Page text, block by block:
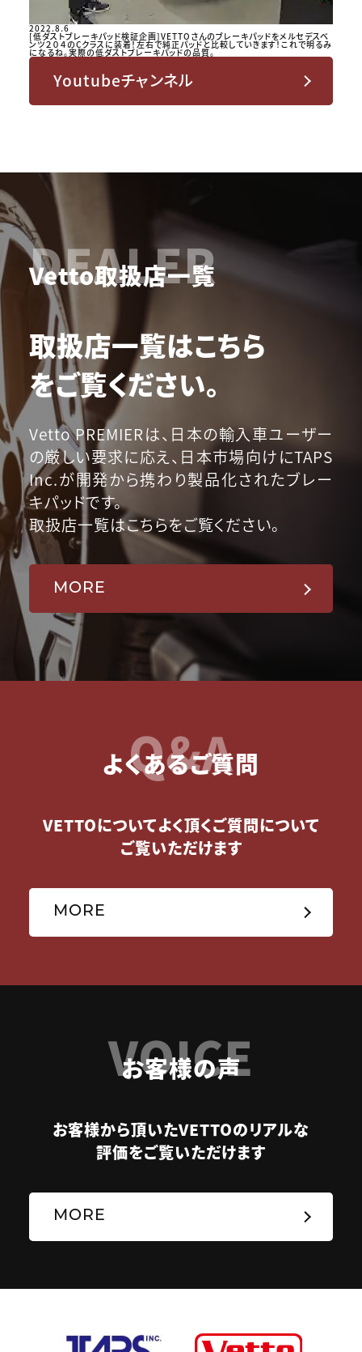
2022.8.6
[低ダストブレーキパッド検証企画]VETTOさんのブレーキパッドをメルセデスベ
ンツ２０４のCクラスに装着！左右で純正パッドと比較していきます！これで明るみ
になるね。実際の低ダストブレーキパッドの品質。
Youtubeチャンネル
DEALER
Vetto取扱店一覧
取扱店一覧はこちら
をご覧ください。
Vetto PREMIERは、日本の輸入車ユーザー
の厳しい要求に応え、日本市場向けにTAPS
Inc.が開発から携わり製品化されたブレー
キパッドです。
取扱店一覧はこちらをご覧ください。
MORE
Q&A
よくあるご質問
VETTOについてよく頂くご質問について
ご覧いただけます
MORE
VOICE
お客様の声
お客様から頂いたVETTOのリアルな
評価をご覧いただけます
MORE